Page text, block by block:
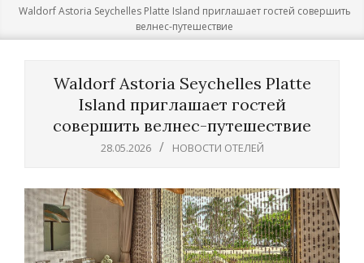
Waldorf Astoria Seychelles Platte Island приглашает гостей совершить
велнес-путешествие
Waldorf Astoria Seychelles Platte
Island приглашает гостей
совершить велнес-путешествие
28.05.2026 НОВОСТИ ОТЕЛЕЙ